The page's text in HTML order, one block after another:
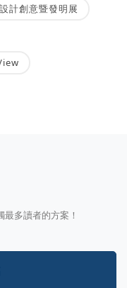
計創意暨發明展
多讀者的方案！